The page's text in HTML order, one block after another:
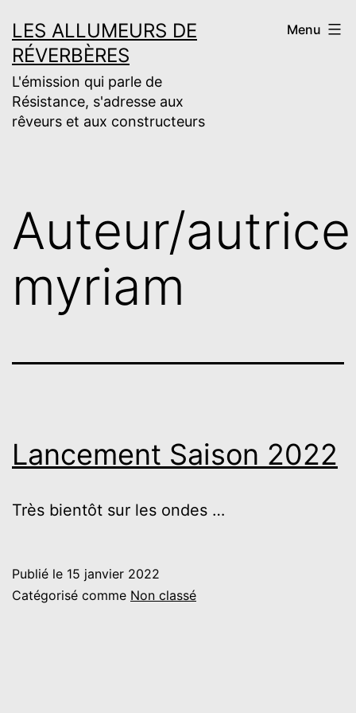
au
contenu
LES ALLUMEURS DE
RÉVERBÈRES
L'émission qui parle de
Résistance, s'adresse aux
rêveurs et aux constructeurs
Menu
Auteur/
myriam
Lancement Saison 2022
Très bientôt sur les ondes …
Publié le 15 janvier 2022
Catégorisé comme Non classé